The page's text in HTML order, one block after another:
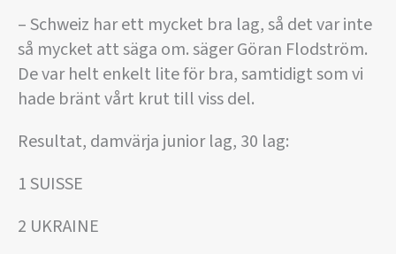
– Schweiz har ett mycket bra lag, så det var inte
så mycket att säga om. säger Göran Flodström.
De var helt enkelt lite för bra, samtidigt som vi
hade bränt vårt krut till viss del.
Resultat, damvärja junior lag, 30 lag:
1 SUISSE
2 UKRAINE